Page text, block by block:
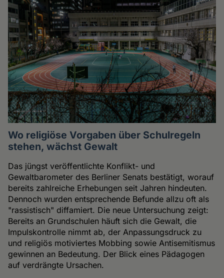
Wo religiöse Vorgaben über Schulregeln
stehen, wächst Gewalt
Das jüngst veröffentlichte Konflikt- und
Gewaltbarometer des Berliner Senats bestätigt, worauf
bereits zahlreiche Erhebungen seit Jahren hindeuten.
Dennoch wurden entsprechende Befunde allzu oft als
"rassistisch" diffamiert. Die neue Untersuchung zeigt:
Bereits an Grundschulen häuft sich die Gewalt, die
Impulskontrolle nimmt ab, der Anpassungsdruck zu
und religiös motiviertes Mobbing sowie Antisemitismus
gewinnen an Bedeutung. Der Blick eines Pädagogen
auf verdrängte Ursachen.